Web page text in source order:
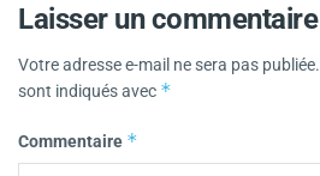
Laisser un commentaire
Votre adresse e-mail ne sera pas publiée.
sont indiqués avec *
Commentaire *